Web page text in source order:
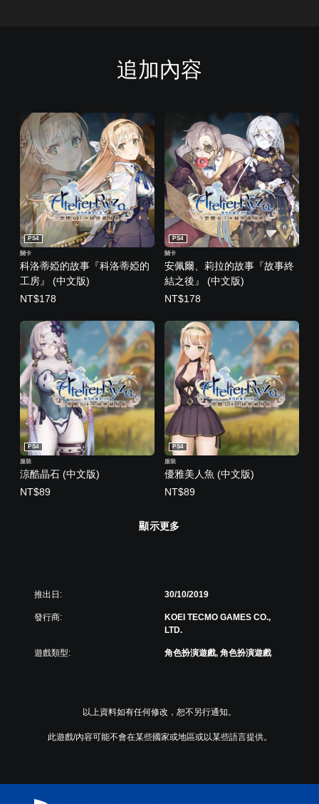
追加內容
科洛蒂婭的故事『科洛蒂婭的
工房』 (中文版)
PS4
關卡
NT$178
安佩爾、莉拉的故事『故事終
結之後』 (中文版)
PS4
關卡
NT$178
涼酷晶石 (中文版)
PS4
服裝
NT$89
優雅美人魚 (中文版)
PS4
服裝
NT$89
顯示更多
推出日: 30/10/2019
發行商:
KOEI TECMO GAMES CO.,
LTD.
遊戲類型: 角色扮演遊戲, 角色扮演遊戲
以上資料如有任何修改，恕不另行通知。
此遊戲/內容可能不會在某些國家或地區或以某些語言提供。